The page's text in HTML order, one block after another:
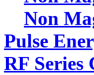
Non
Pulse
RF Series